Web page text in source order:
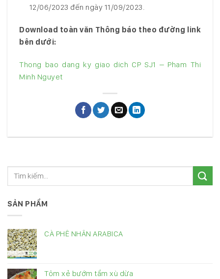
12/06/2023 đến ngày 11/09/2023.
Download toàn văn Thông báo theo đường link
bên dưới:
Thong bao dang ky giao dich CP SJ1 – Pham Thi
Minh Nguyet
SẢN PHẨM
CÀ PHÊ NHÂN ARABICA
Tôm xẻ bướm tẩm xù dừa